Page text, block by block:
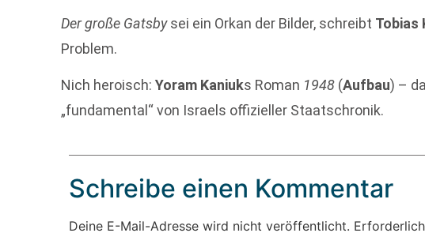
Der große Gatsbysei ein Orkan der Bilder, schreibt Tobias
Problem.
Nich heroisch:Yoram Kaniuks Roman 1948 (Aufbau) –
„fundamental“ von Israels offizieller Staatschronik.
Schreibe einen Kommentar
Deine E-Mail-Adresse wird nicht veröffentlicht.